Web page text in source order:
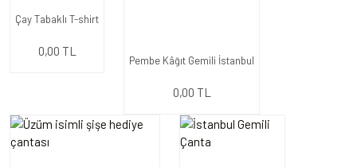
Çay Tabaklı T-shirt
0,00 TL
Pembe Kâğıt Gemili İstanbul
0,00 TL